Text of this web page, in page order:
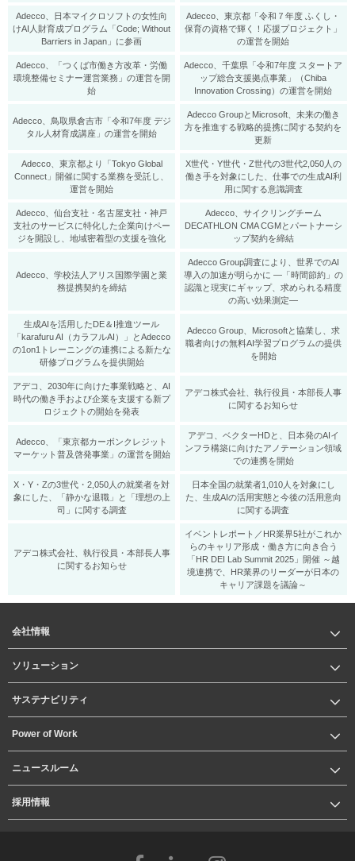
Adecco、日本マイクロソフトの女性向
けAI人財育成プログラム「Code; Without
Barriers in Japan」に参画
Adecco、東京都「令和７年度 ふくし・
保育の資格で輝く！応援プロジェクト」
の運営を開始
Adecco、「つくば市働き方改革・労働
環境整備セミナー運営業務」の運営を開
始
Adecco、千葉県「令和7年度 スタートア
ップ総合支援拠点事業」（Chiba
Innovation Crossing）の運営を開始
Adecco、鳥取県倉吉市「令和7年度 デジ
タル人材育成講座」の運営を開始
Adecco GroupとMicrosoft、未来の働き
方を推進する戦略的提携に関する契約を
更新
Adecco、東京都より「Tokyo Global
Connect」開催に関する業務を受託し、
運営を開始
X世代・Y世代・Z世代の3世代2,050人の
働き手を対象にした、仕事での生成AI利
用に関する意識調査
Adecco、仙台支社・名古屋支社・神戸
支社のサービスに特化した企業向けペー
ジを開設し、地域密着型の支援を強化
Adecco、サイクリングチーム
DECATHLON CMA CGMとパートナーシ
ップ契約を締結
Adecco、学校法人アリス国際学園と業
務提携契約を締結
Adecco Group調査により、世界でのAI
導入の加速が明らかに ―「時間節約」の
認識と現実にギャップ、求められる精度
の高い効果測定―
生成AIを活用したDE＆I推進ツール
「karafuru AI（カラフルAI）」とAdecco
の1on1トレーニングの連携による新たな
研修プログラムを提供開始
Adecco Group、Microsoftと協業し、求
職者向けの無料AI学習プログラムの提供
を開始
アデコ、2030年に向けた事業戦略と、AI
時代の働き手および企業を支援する新プ
ロジェクトの開始を発表
アデコ株式会社、執行役員・本部長人事
に関するお知らせ
Adecco、「東京都カーボンクレジット
マーケット普及啓発事業」の運営を開始
アデコ、ベクターHDと、日本発のAIイ
ンフラ構築に向けたアノテーション領域
での連携を開始
X・Y・Zの3世代・2,050人の就業者を対
象にした、「静かな退職」と「理想の上
司」に関する調査
日本全国の就業者1,010人を対象にし
た、生成AIの活用実態と今後の活用意向
に関する調査
アデコ株式会社、執行役員・本部長人事
に関するお知らせ
イベントレポート／HR業界5社がこれか
らのキャリア形成・働き方に向き合う
「HR DEI Lab Summit 2025」開催 ～越
境連携で、HR業界のリーダーが日本の
キャリア課題を議論～
会社情報
ソリューション
サステナビリティ
Power of Work
ニュースルーム
採用情報